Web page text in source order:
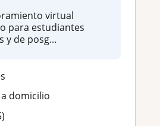
virtual
para estudiantes
y de posg...
domicilio